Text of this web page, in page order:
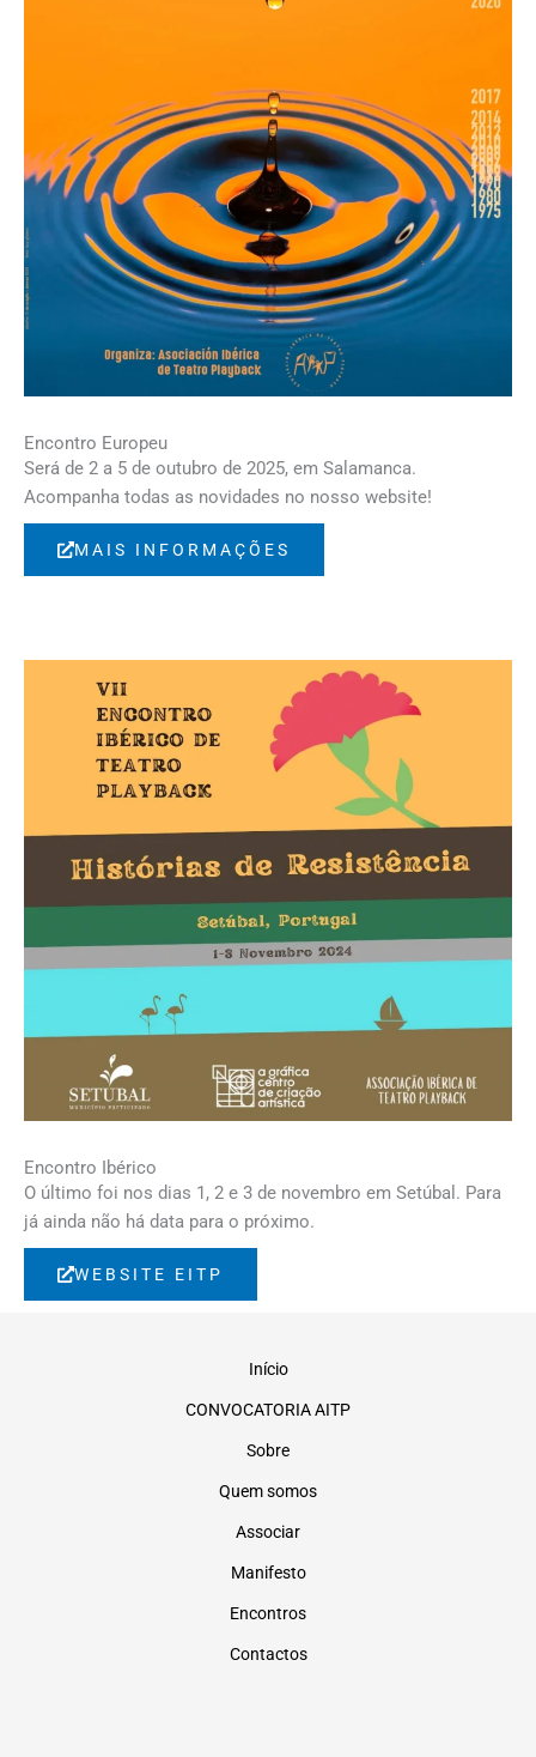
Encontro Europeu
Será de 2 a 5 de outubro de 2025, em Salamanca.
Acompanha todas as novidades no nosso website!
MAIS INFORMAÇÕES
Encontro Ibérico
O último foi nos dias 1, 2 e 3 de novembro em Setúbal. Para
já ainda não há data para o próximo.
WEBSITE EITP
Início
CONVOCATORIA AITP
Sobre
Quem somos
Associar
Manifesto
Encontros
Contactos